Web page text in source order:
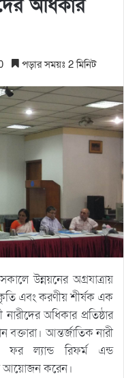
অধিকার
পড়ার সময়ঃ 2 মিনিট
উন্নয়নের অগ্রযাত্রায়
এবং করণীয় শীর্ষক এক
অধিকার প্রতিষ্ঠার
আন্তর্জাতিক নারী
ল্যান্ড রিফর্ম এন্ড
আয়োজন করেন।